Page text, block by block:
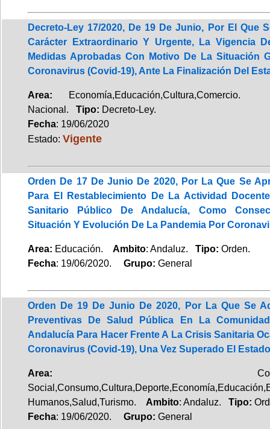
Decreto-Ley 17/2020, De 19 De Junio, Por El Que
Carácter Extraordinario Y Urgente, La Vigencia
Medidas Aprobadas Con Motivo De La Situación
Coronavirus (Covid-19), Ante La Finalización Del
Area:
Nacional. Tipo: Decreto-Ley.
Fecha: 19/06/2020
Estado: Vigente
Orden De 17 De Junio De 2020, Por La Que Se
Para El Restablecimiento De La Actividad
Sanitario Público De Andalucía, Como
Situación Y Evolución De La Pandemia Por
Area: Educación. Ambito: Andaluz. Tipo: Orden.
Fecha: 19/06/2020. Grupo: General
Orden De 19 De Junio De 2020, Por La Que Se
Preventivas De Salud Pública En La
Andalucía Para Hacer Frente A La Crisis Sanitaria
Coronavirus (Covid-19), Una Vez Superado El
Area:
Humanos,Salud,Turismo. Ambito: Andaluz. Tipo:
Fecha: 19/06/2020. Grupo: General